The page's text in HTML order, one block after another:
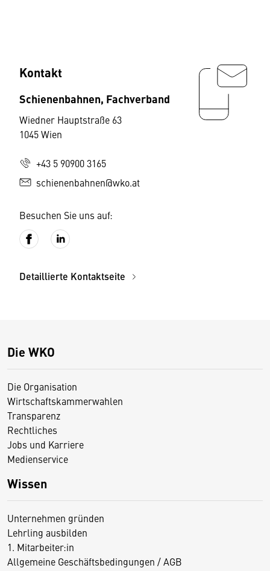
Kontakt
Schienenbahnen, Fachverband
Wiedner Hauptstraße 63
1045 Wien
+43 5 90900 3165
schienenbahnen@wko.at
Besuchen Sie uns auf:
Detaillierte Kontaktseite
Die WKO
Die Organisation
Wirtschaftskammerwahlen
Transparenz
Rechtliches
Jobs und Karriere
Medienservice
Wissen
Unternehmen gründen
Lehrling ausbilden
1. Mitarbeiter:in
Allgemeine Geschäftsbedingungen / AGB